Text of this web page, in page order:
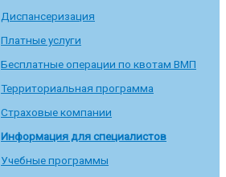
Диспансеризация
Платные услуги
Бесплатные операции по квотам ВМП
Территориальная программа
Страховые компании
Информация для специалистов
Учебные программы